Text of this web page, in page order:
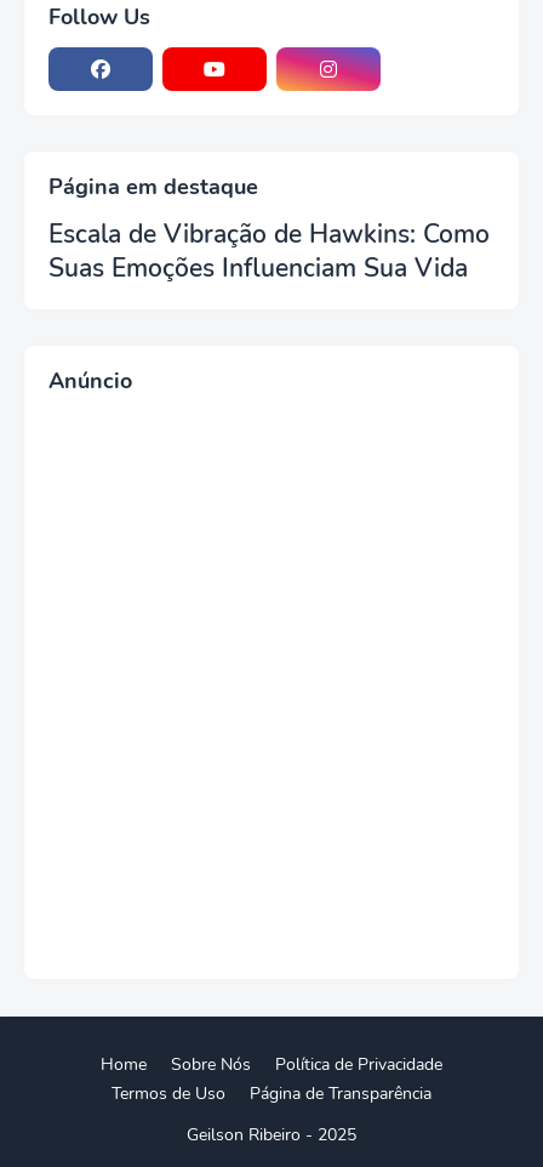
Follow Us
Página em destaque
Escala de Vibração de Hawkins: Como
Suas Emoções Influenciam Sua Vida
Anúncio
Geilson Ribeiro - 2025
Home Sobre Nós
Política de Privacidade
Termos de Uso
Página de Transparência